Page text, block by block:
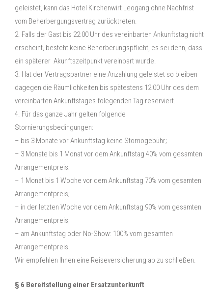
geleistet, kann das Hotel Kirchenwirt Leogang ohne Nachfrist
vom Beherbergungsvertrag zurücktreten.
2. Falls der Gast bis 22:00 Uhr des vereinbarten Ankunftstag nicht
erscheint, besteht keine Beherberungspflicht, es sei denn, dass
ein späterer Akunftszeitpunkt vereinbart wurde.
3. Hat der Vertragspartner eine Anzahlung geleistet so bleiben
dagegen die Räumlichkeiten bis spätestens 12:00 Uhr des dem
vereinbarten Ankunftstages folegenden Tag reserviert.
4. Für das ganze Jahr gelten folgende
Stornierungsbedingungen:
– bis 3 Monate vor Ankunftstag keine Stornogebühr;
– 3 Monate bis 1 Monat vor dem Ankunftstag 40% vom gesamten
Arrangementpreis;
– 1 Monat bis 1 Woche vor dem Ankunftstag 70% vom gesamten
Arrangementpreis;
– in der letzten Woche vor dem Ankunftstag 90% vom gesamten
Arrangementpreis;
– am Ankunftstag oder No-Show: 100% vom gesamten
Arrangementpreis.
Wir empfehlen Ihnen eine Reiseversicherung ab zu schließen.
§ 6 Bereitstellung einer Ersatzunterkunft